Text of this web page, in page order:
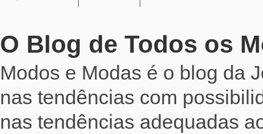
O Blog de Todos os
Modos e Modas é o blog da
nas tendências com
nas tendências adequadas